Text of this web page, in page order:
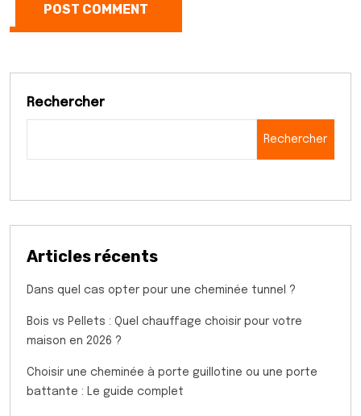
POST COMMENT
Rechercher
Rechercher
Articles récents
Dans quel cas opter pour une cheminée tunnel ?
Bois vs Pellets : Quel chauffage choisir pour votre
maison en 2026 ?
Choisir une cheminée à porte guillotine ou une porte
battante : Le guide complet